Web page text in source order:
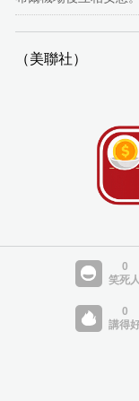
（美聯社）